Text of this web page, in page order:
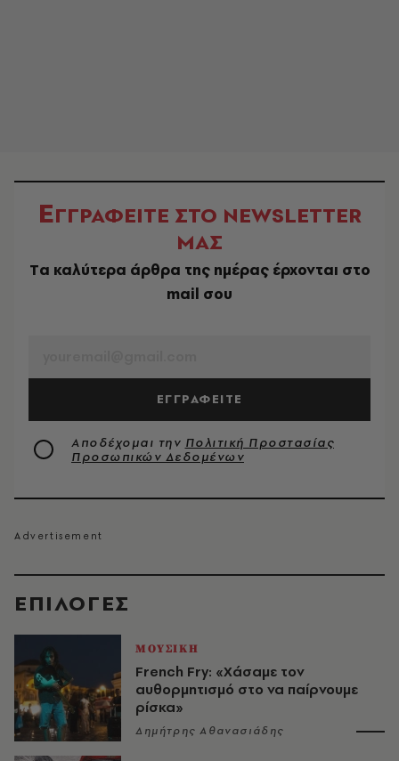
EΠΙΛΟΓΈΣ
ΜΟΥΣΙΚΗ
French Fry: «Χάσαμε τον
αυθορμητισμό στο να παίρνουμε
ρίσκα»
Δημήτρης Αθανασιάδης
ΕΓΓΡΑΦΕΙΤΕ ΣΤΟ NEWSLETTER
ΜΑΣ
Tα καλύτερα άρθρα της ημέρας έρχονται στο
mail σου
ΕΓΓΡΑΦΕΙΤΕ
Αποδέχομαι την Πολιτική Προστασίας
Προσωπικών Δεδομένων